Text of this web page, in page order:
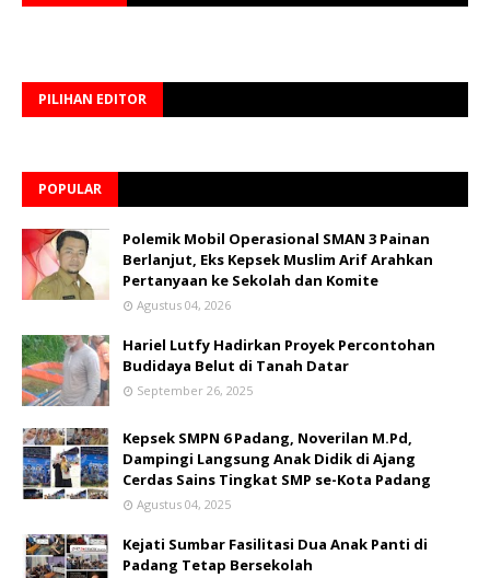
PILIHAN EDITOR
POPULAR
Polemik Mobil Operasional SMAN 3 Painan
Berlanjut, Eks Kepsek Muslim Arif Arahkan
Pertanyaan ke Sekolah dan Komite
Agustus 04, 2026
Hariel Lutfy Hadirkan Proyek Percontohan
Budidaya Belut di Tanah Datar
September 26, 2025
Kepsek SMPN 6 Padang, Noverilan M.Pd,
Dampingi Langsung Anak Didik di Ajang
Cerdas Sains Tingkat SMP se-Kota Padang
Agustus 04, 2025
Kejati Sumbar Fasilitasi Dua Anak Panti di
Padang Tetap Bersekolah